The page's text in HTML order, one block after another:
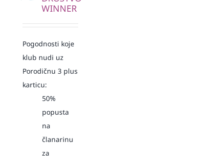
WINNER
Pogodnosti koje
klub nudi uz
Porodičnu 3 plus
karticu:
50%
popusta
na
članarinu
za